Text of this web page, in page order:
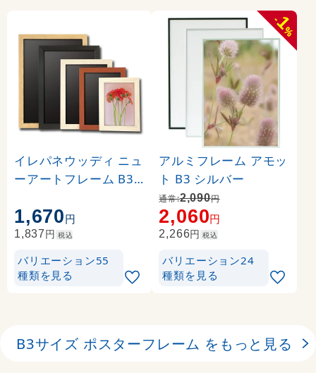
イレパネウッディ ニュ
ーアートフレーム B3
1,670円
1,837円 税込
バリエーション55
種類を見る
-
1
%
アルミフレーム アモッ
ト B3 シルバー
通常:2,090円
2,060円
2,266円 税込
バリエーション24
種類を見る
B3サイズ ポスターフレーム をもっと見る